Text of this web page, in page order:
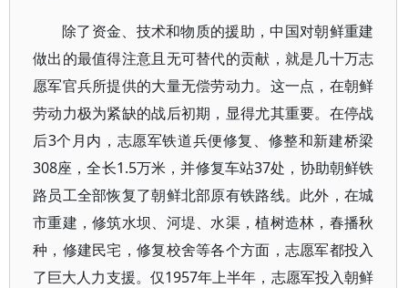
除了资金、技术和物质的援助，中国对朝鲜重建
做出的最值得注意且无可替代的贡献，就是几十万志
愿军官兵所提供的大量无偿劳动力。这一点，在朝鲜
劳动力极为紧缺的战后初期，显得尤其重要。在停战
后3个月内，志愿军铁道兵便修复、修整和新建桥梁
308座，全长1.5万米，并修复车站37处，协助朝鲜铁
路员工全部恢复了朝鲜北部原有铁路线。此外，在城
市重建，修筑水坝、河堤、水渠，植树造林，春播秋
种，修建民宅，修复校舍等各个方面，志愿军都投入
了巨大人力支援。仅1957年上半年，志愿军投入朝鲜